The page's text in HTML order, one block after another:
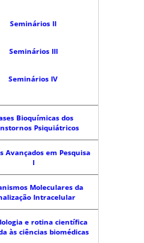
Seminários II
Seminários III
Seminários IV
Bioquímicas dos
Psiquiátricos
Avançados em Pesquisa
I
Moleculares da
Intracelular
e rotina científica
às ciências biomédicas